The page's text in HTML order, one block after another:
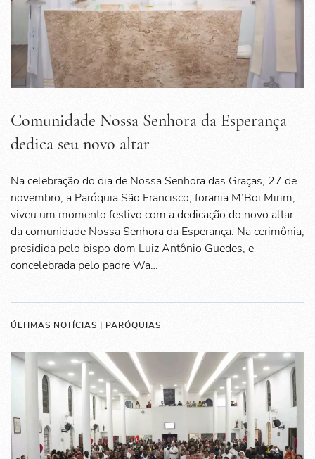
Comunidade Nossa Senhora da Esperança
dedica seu novo altar
Na celebração do dia de Nossa Senhora das Graças, 27 de
novembro, a Paróquia São Francisco, forania M’Boi Mirim,
viveu um momento festivo com a dedicação do novo altar
da comunidade Nossa Senhora da Esperança. Na cerimônia,
presidida pelo bispo dom Luiz Antônio Guedes, e
concelebrada pelo padre Wa…
ÚLTIMAS NOTÍCIAS | PARÓQUIAS